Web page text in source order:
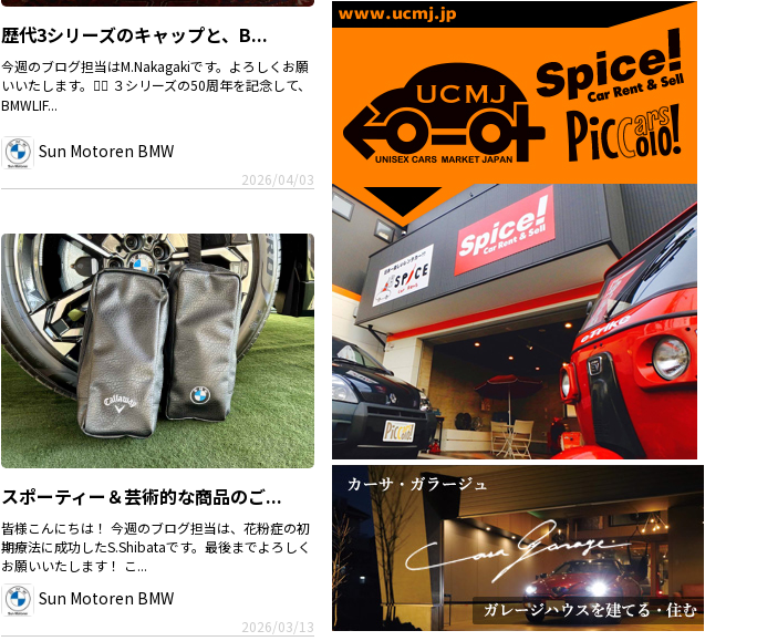
歴代3シリーズのキャップと、B...
今週のブログ担当はM.Nakagakiです。よろしくお願
いいたします。🙇‍♀️ ３シリーズの50周年を記念して、
BMWLIF...
Sun Motoren BMW
2026/04/03
スポーティー＆芸術的な商品のご...
皆様こんにちは！ 今週のブログ担当は、花粉症の初
期療法に成功したS.Shibataです。最後までよろしく
お願いいたします！ こ...
Sun Motoren BMW
2026/03/13